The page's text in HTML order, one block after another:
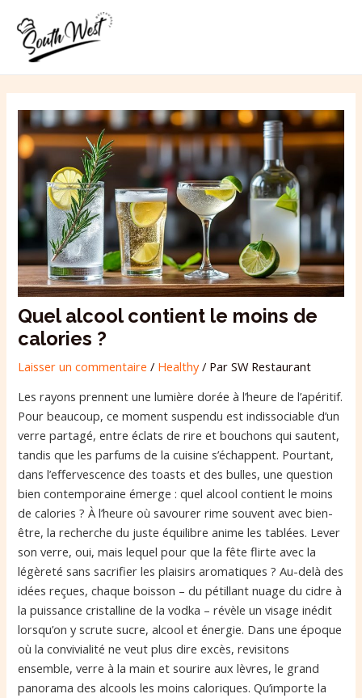
contenu
Quel alcool contient le moins de
calories ?
Laisser un commentaire / Healthy/ ParSW Restaurant
Les rayons prennent une lumière dorée à l’heure de l’apéritif.
Pour beaucoup, ce moment suspendu est indissociable d’un
verre partagé, entre éclats de rire et bouchons qui sautent,
tandis que les parfums de la cuisine s’échappent. Pourtant,
dans l’effervescence des toasts et des bulles, une question
bien contemporaine émerge : quel alcool contient le moins
de calories ? À l’heure où savourer rime souvent avec bien-
être, la recherche du juste équilibre anime les tablées. Lever
son verre, oui, mais lequel pour que la fête flirte avec la
légèreté sans sacrifier les plaisirs aromatiques ? Au-delà des
idées reçues, chaque boisson – du pétillant nuage du cidre à
la puissance cristalline de la vodka – révèle un visage inédit
lorsqu’on y scrute sucre, alcool et énergie. Dans une époque
où la convivialité ne veut plus dire excès, revisitons
ensemble, verre à la main et sourire aux lèvres, le grand
panorama des alcools les moins caloriques. Qu’importe la